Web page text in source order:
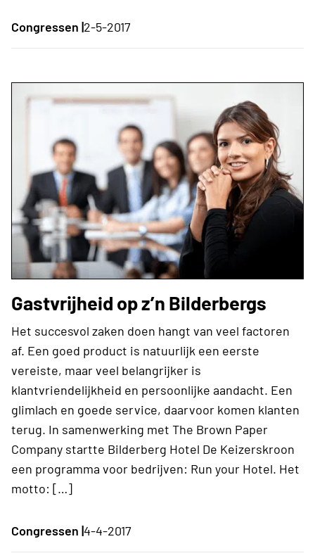
Congressen |2-5-2017
Gastvrijheid op z’n Bilderbergs
Het succesvol zaken doen hangt van veel factoren
af. Een goed product is natuurlijk een eerste
vereiste, maar veel belangrijker is
klantvriendelijkheid en persoonlijke aandacht. Een
glimlach en goede service, daarvoor komen klanten
terug. In samenwerking met The Brown Paper
Company startte Bilderberg Hotel De Keizerskroon
een programma voor bedrijven: Run your Hotel. Het
motto: […]
Congressen |4-4-2017